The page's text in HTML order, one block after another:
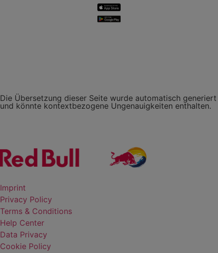
Die Übersetzung dieser Seite wurde automatisch generiert
und könnte kontextbezogene Ungenauigkeiten enthalten.
Imprint
Privacy Policy
Terms & Conditions
Help Center
Data Privacy
Cookie Policy